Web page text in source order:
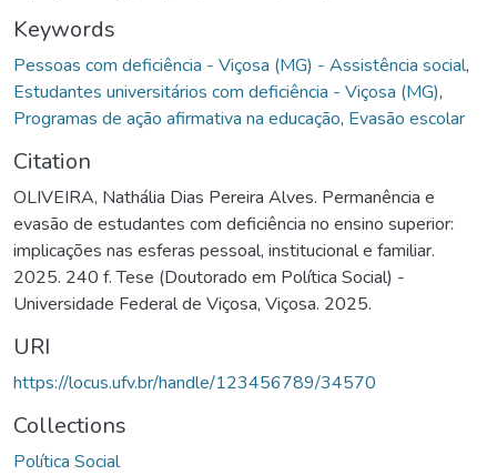
Keywords
Pessoas com deficiência - Viçosa (MG) - Assistência social,
Estudantes universitários com deficiência - Viçosa (MG),
Programas de ação afirmativa na educação, Evasão escolar
Citation
OLIVEIRA, Nathália Dias Pereira Alves. Permanência e
evasão de estudantes com deficiência no ensino superior:
implicações nas esferas pessoal, institucional e familiar.
2025. 240 f. Tese (Doutorado em Política Social) -
Universidade Federal de Viçosa, Viçosa. 2025.
URI
https://locus.ufv.br/handle/123456789/34570
Collections
Política Social